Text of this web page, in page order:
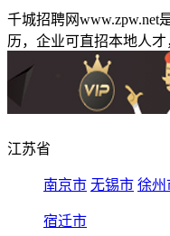
千城招聘网www.zpw.net
历，企业可直招本地人
江苏省
南京市 无锡市 徐州
宿迁市